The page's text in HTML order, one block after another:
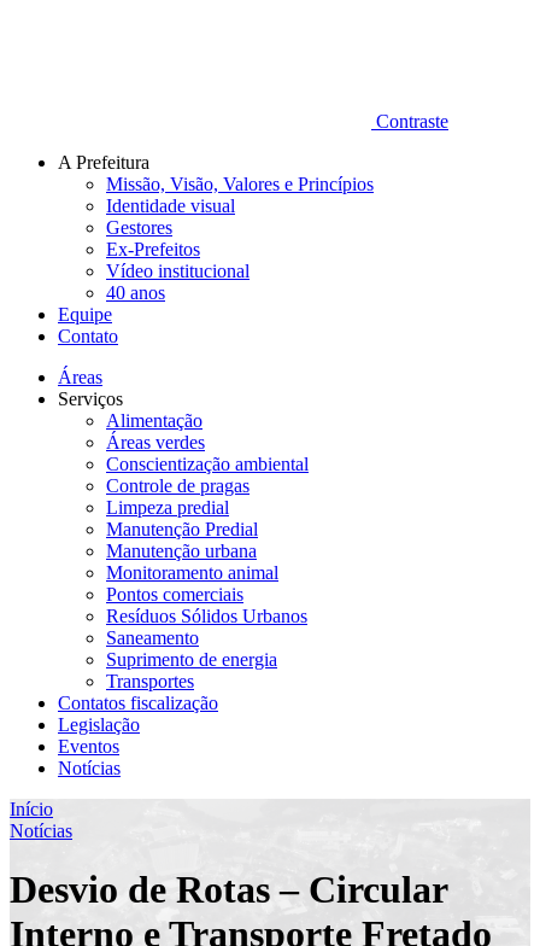
Contraste
A Prefeitura
Missão, Visão, Valores e Princípios
Identidade visual
Gestores
Ex-Prefeitos
Vídeo institucional
40 anos
Equipe
Contato
Áreas
Serviços
Alimentação
Áreas verdes
Conscientização ambiental
Controle de pragas
Limpeza predial
Manutenção Predial
Manutenção urbana
Monitoramento animal
Pontos comerciais
Resíduos Sólidos Urbanos
Saneamento
Suprimento de energia
Transportes
Contatos fiscalização
Legislação
Eventos
Notícias
Início
Notícias
Desvio de Rotas – Circular
Interno e Transporte Fretado